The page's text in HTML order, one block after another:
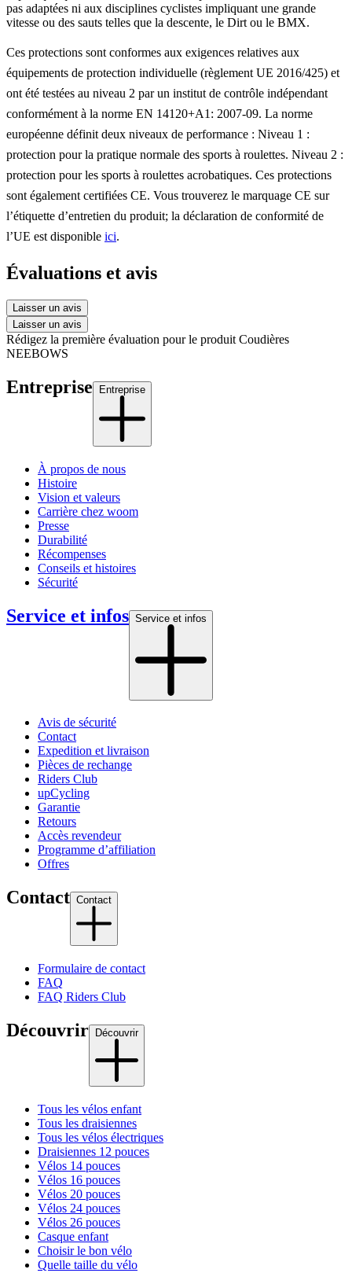
pas adaptées ni aux disciplines cyclistes impliquant une grande
vitesse ou des sauts telles que la descente, le Dirt ou le BMX.
Ces protections sont conformes aux exigences relatives aux
équipements de protection individuelle (règlement UE 2016/425) et
ont été testées au niveau 2 par un institut de contrôle indépendant
conformément à la norme EN 14120+A1: 2007-09. La norme
européenne définit deux niveaux de performance : Niveau 1 :
protection pour la pratique normale des sports à roulettes. Niveau 2 :
protection pour les sports à roulettes acrobatiques. Ces protections
sont également certifiées CE. Vous trouverez le marquage CE sur
l’étiquette d’entretien du produit​; la déclaration de conformité de
l’UE est disponible ici.
Évaluations et avis
Laisser un avis
Laisser un avis
Rédigez la première évaluation pour le produit Coudières
NEEBOWS
Entreprise Entreprise
À propos de nous
Histoire
Vision et valeurs
Carrière chez woom
Presse
Durabilité
Récompenses
Conseils et histoires
Sécurité
Service et infos Service et infos
Avis de sécurité
Contact
Expedition et livraison
Pièces de rechange
Riders Club
upCycling
Garantie
Retours
Accès revendeur
Programme d’affiliation
Offres
Contact Contact
Formulaire de contact
FAQ
FAQ Riders Club
Découvrir Découvrir
Tous les vélos enfant
Tous les draisiennes
Tous les vélos électriques
Draisiennes 12 pouces
Vélos 14 pouces
Vélos 16 pouces
Vélos 20 pouces
Vélos 24 pouces
Vélos 26 pouces
Casque enfant
Choisir le bon vélo
Quelle taille du vélo